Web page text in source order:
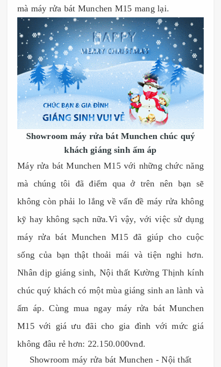
mà máy rửa bát Munchen M15 mang lại.
Showroom máy rửa bát Munchen chúc quý
khách giáng sinh ấm áp
Máy rửa bát Munchen M15 với những chức năng
mà chúng tôi đã điểm qua ở trên nên bạn sẽ
không còn phải lo lắng về vấn đề máy rửa không
kỹ hay không sạch nữa.Vì vậy, với việc sử dụng
máy rửa bát Munchen M15 đã giúp cho cuộc
sống của bạn thật thoải mái và tiện nghi hơn.
Nhân dịp giáng sinh, Nội thất Kường Thịnh kính
chúc quý khách có một mùa giáng sinh an lành và
ấm áp. Cùng mua ngay máy rửa bát Munchen
M15 với giá ưu đãi cho gia đình với mức giá
không đâu rẻ hơn: 22.150.000vnđ.
Showroom máy rửa bát Munchen - Nội thất